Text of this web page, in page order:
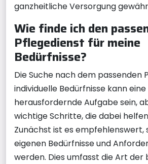
ganzheitliche Versorgung
Wie finde ich den
Pflegedienst für meine
Bedürfnisse?
Die Suche nach dem passenden
individuelle Bedürfnisse kann eine
herausfordernde Aufgabe sein,
wichtige Schritte, die dabei
Zunächst ist es empfehlenswert,
eigenen Bedürfnisse und
werden. Dies umfasst die Art